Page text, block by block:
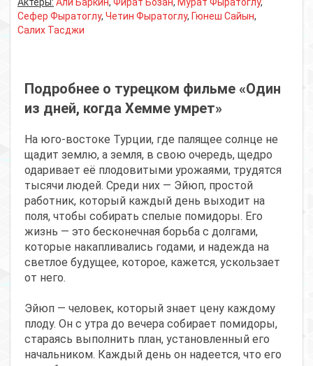
Сефер Фыратоглу, Четин Фыратоглу, Гюнеш Сайын,
Салих Тасджи
Подробнее о турецком фильме «Один
из дней, когда Хемме умрет»
На юго-востоке Турции, где палящее солнце не
щадит землю, а земля, в свою очередь, щедро
одаривает её плодовитыми урожаями, трудятся
тысячи людей. Среди них — Эйюп, простой
работник, который каждый день выходит на
поля, чтобы собирать спелые помидоры. Его
жизнь — это бесконечная борьба с долгами,
которые накапливались годами, и надежда на
светлое будущее, которое, кажется, ускользает
от него.
Эйюп — человек, который знает цену каждому
плоду. Он с утра до вечера собирает помидоры,
стараясь выполнить план, установленный его
начальником. Каждый день он надеется, что его